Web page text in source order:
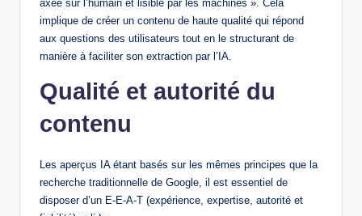
axée sur l’humain et lisible par les machines ». Cela
implique de créer un contenu de haute qualité qui répond
aux questions des utilisateurs tout en le structurant de
manière à faciliter son extraction par l’IA.
Qualité et autorité du
contenu
Les aperçus IA étant basés sur les mêmes principes que la
recherche traditionnelle de Google, il est essentiel de
disposer d’un E-E-A-T (expérience, expertise, autorité et